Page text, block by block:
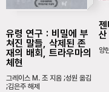
유령 연구 : 비밀에 부
쳐진 말들, 삭제된 존
재의 배회, 트라우마의
체현
그레이스 M. 조 지음 ;성원 옮김
;김은주 해제
산
양